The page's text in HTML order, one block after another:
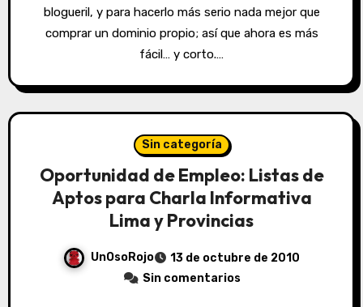
blogueril, y para hacerlo más serio nada mejor que
comprar un dominio propio; así que ahora es más
fácil… y corto.…
Sin categoría
Oportunidad de Empleo: Listas de
Aptos para Charla Informativa
Lima y Provincias
UnOsoRojo
13 de octubre de 2010
Sin comentarios